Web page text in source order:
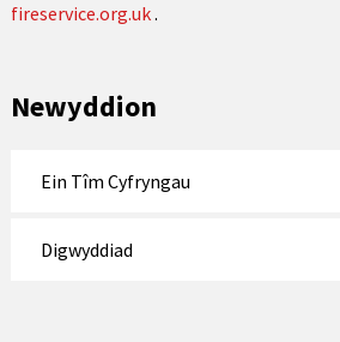
fireservice.org.uk.
Newyddion
Ein Tîm Cyfryngau
Digwyddiad